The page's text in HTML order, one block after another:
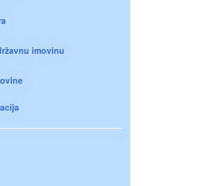
imovinu